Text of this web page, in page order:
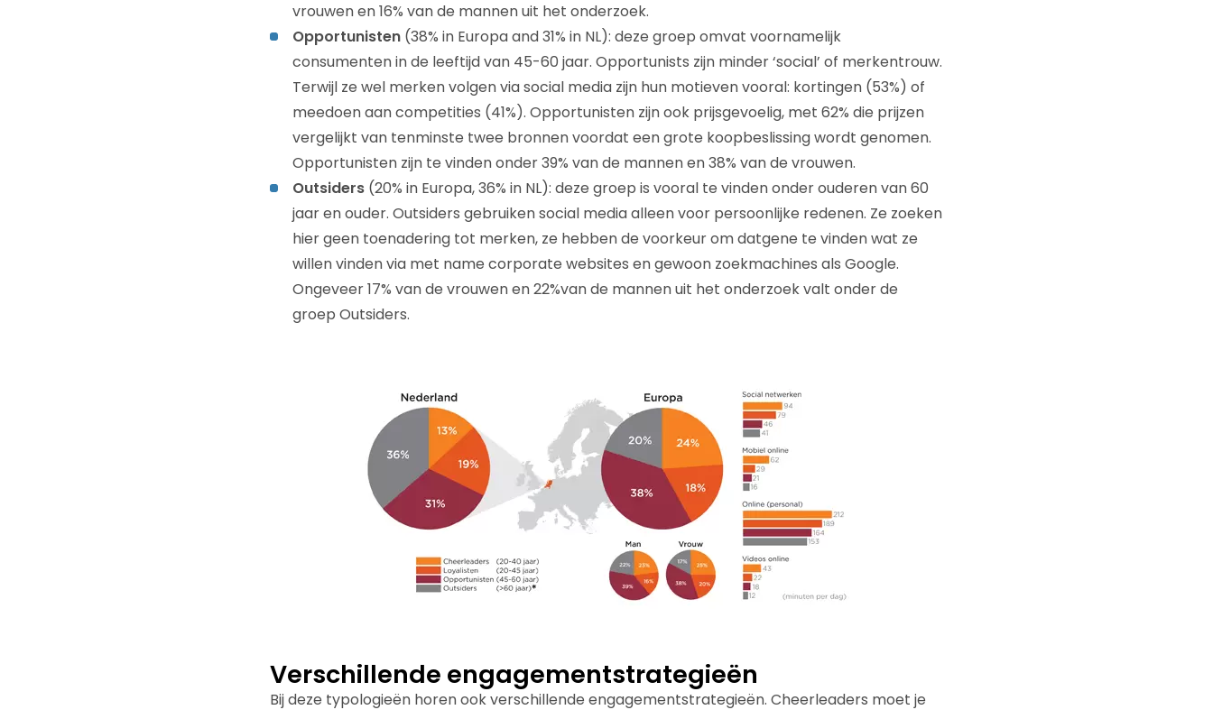
vrouwen en 16% van de mannen uit het onderzoek.
Opportunisten(38% in Europa and 31% in NL): deze groep omvat voornamelijk
consumenten in de leeftijd van 45-60 jaar. Opportunists zijn minder ‘social’ of merkentrouw.
Terwijl ze wel merken volgen via social media zijn hun motieven vooral: kortingen (53%) of
meedoen aan competities (41%). Opportunisten zijn ook prijsgevoelig, met 62% die prijzen
vergelijkt van tenminste twee bronnen voordat een grote koopbeslissing wordt genomen.
Opportunisten zijn te vinden onder 39% van de mannen en 38% van de vrouwen.
Outsiders(20% in Europa, 36% in NL): deze groep is vooral te vinden onder ouderen van 60
jaar en ouder. Outsiders gebruiken social media alleen voor persoonlijke redenen. Ze zoeken
hier geen toenadering tot merken, ze hebben de voorkeur om datgene te vinden wat ze
willen vinden via met name corporate websites en gewoon zoekmachines als Google.
Ongeveer 17% van de vrouwen en 22%van de mannen uit het onderzoek valt onder de
groep Outsiders.
Verschillende engagementstrategieën
Bij deze typologieën horen ook verschillende engagementstrategieën. Cheerleaders moet je